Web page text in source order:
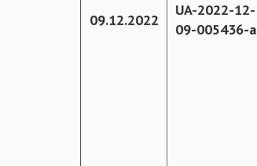
09.12.2022
UA-2022-12-
09-005436-a